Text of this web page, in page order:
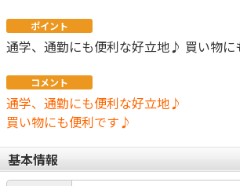
ポイント
通学、通勤にも便利な好立地♪ 買い物
コメント
通学、通勤にも便利な好立地♪
買い物にも便利です♪
基本情報